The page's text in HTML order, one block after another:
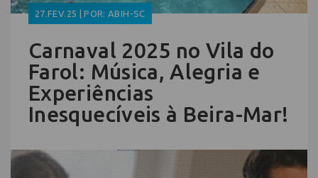
27.FEV.25 | POR: ABIH-SC
Carnaval 2025 no Vila do
Farol: Música, Alegria e
Experiências
Inesquecíveis à Beira-Mar!